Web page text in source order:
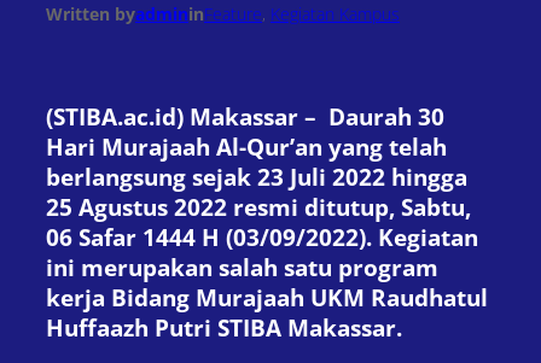
Written byadmininFeature, Kegiatan Kampus
(STIBA.ac.id) Makassar – Daurah 30
Hari Murajaah Al-Qur’an yang telah
berlangsung sejak 23 Juli 2022 hingga
25 Agustus 2022 resmi ditutup, Sabtu,
06 Safar 1444 H (03/09/2022). Kegiatan
ini merupakan salah satu program
kerja Bidang Murajaah UKM Raudhatul
Huffaazh Putri STIBA Makassar.